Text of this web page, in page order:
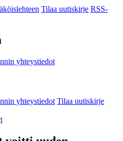
Tilaa uutiskirje RSS-
yhteystiedot
yhteystiedot Tilaa uutiskirje